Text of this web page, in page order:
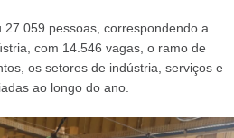
pessoas, correspondendo a
com 14.546 vagas, o ramo de
os setores de indústria, serviços e
ao longo do ano.